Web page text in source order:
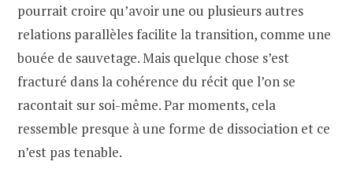
pourrait croire qu’avoir une ou plusieurs autres
relations parallèles facilite la transition, comme une
bouée de sauvetage. Mais quelque chose s’est
fracturé dans la cohérence du récit que l’on se
racontait sur soi-même. Par moments, cela
ressemble presque à une forme de dissociation et ce
n’est pas tenable.